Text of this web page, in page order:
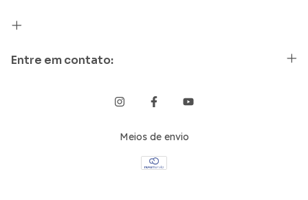
Entre em contato:
Meios de envio